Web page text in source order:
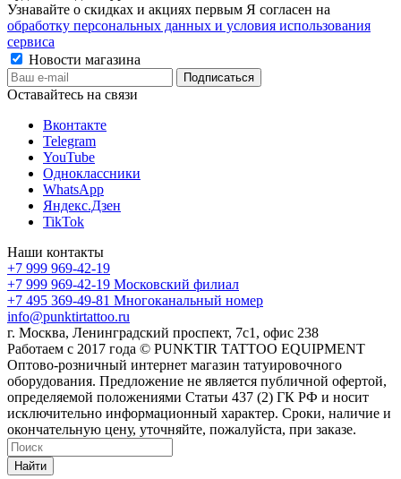
Узнавайте о скидках и акциях первым Я согласен на
обработку персональных данных и условия использования
сервиса
Новости магазина
Оставайтесь на связи
Вконтакте
Telegram
YouTube
Одноклассники
WhatsApp
Яндекс.Дзен
TikTok
Наши контакты
+7 999 969-42-19
+7 999 969-42-19 Московский филиал
+7 495 369-49-81 Многоканальный номер
info@punktirtattoo.ru
г. Москва, Ленинградский проспект, 7с1, офис 238
Работаем с 2017 года © PUNKTIR TATTOO EQUIPMENT
Оптово-розничный интернет магазин татуировочного
оборудования. Предложение не является публичной офертой,
определяемой положениями Статьи 437 (2) ГК РФ и носит
исключительно информационный характер. Сроки, наличие и
окончательную цену, уточняйте, пожалуйста, при заказе.
Найти